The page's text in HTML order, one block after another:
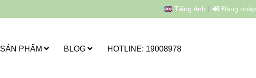
Tiếng Anh Đăng nhập
SẢN PHẨM BLOG HOTLINE: 19008978